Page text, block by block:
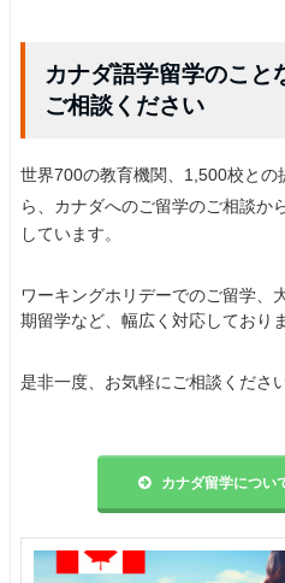
カナダ語学留学のこと
ご相談ください
世界700の教育機関、1,500校との
ら、カナダへのご留学のご相談か
しています。
ワーキングホリデーでのご留学、
期留学など、幅広く対応しており
是非一度、お気軽にご相談くださ
カナダ留学につい